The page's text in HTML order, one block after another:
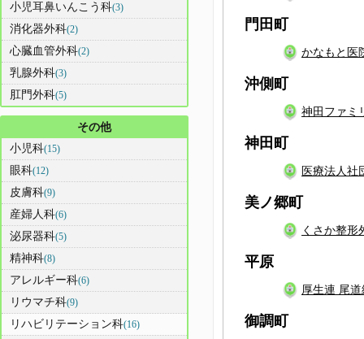
門田町
かなもと医
沖側町
神田ファミ
神田町
医療法人
美ノ郷町
くさか整形
平原
厚生連 尾
御調町
小児耳鼻いんこう科(3)
消化器外科(2)
心臓血管外科(2)
乳腺外科(3)
肛門外科(5)
その他
小児科(15)
眼科(12)
皮膚科(9)
産婦人科(6)
泌尿器科(5)
精神科(8)
アレルギー科(6)
リウマチ科(9)
リハビリテーション科(16)